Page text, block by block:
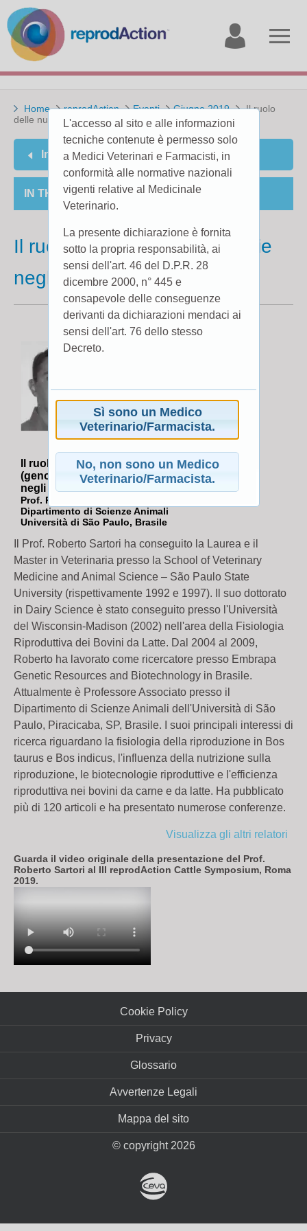
account
Home reprodAction Eventi Giugno 2019
Il ruolo
delle nuove tecnologie negli allevamenti da latte
Indietro
IN THE SECTION
Il ruolo delle nuove tecnologie
negli allevamenti da latte
Il ruolo delle nuove tecnologie
(genomica, FTAI, MOET & IVF)
negli allevamenti di vacche da latte
Prof. Roberto Sartori
Dipartimento di Scienze Animali
Università di São Paulo, Brasile
Il Prof. Roberto Sartori ha conseguito la Laurea e il
Master in Veterinaria presso la School of Veterinary
Medicine and Animal Science – São Paulo State
University (rispettivamente 1992 e 1997). Il suo dottorato
in Dairy Science è stato conseguito presso l'Università
del Wisconsin-Madison (2002) nell'area della Fisiologia
Riproduttiva dei Bovini da Latte. Dal 2004 al 2009,
Roberto ha lavorato come ricercatore presso Embrapa
Genetic Resources and Biotechnology in Brasile.
Attualmente è Professore Associato presso il
Dipartimento di Scienze Animali dell'Università di São
Paulo, Piracicaba, SP, Brasile. I suoi principali interessi di
ricerca riguardano la fisiologia della riproduzione in Bos
taurus e Bos indicus, l'influenza della nutrizione sulla
riproduzione, le biotecnologie riproduttive e l'efficienza
riproduttiva nei bovini da carne e da latte. Ha pubblicato
più di 120 articoli e ha presentato numerose conferenze.
Visualizza gli altri relatori
Guarda il video originale della presentazione del Prof.
Roberto Sartori al III reprodAction Cattle Symposium, Roma
2019.
Cookie Policy
Privacy
Glossario
Avvertenze Legali
Mappa del sito
© copyright 2026
L'accesso al sito e alle informazioni
tecniche contenute è permesso solo
a Medici Veterinari e Farmacisti, in
conformità alle normative nazionali
vigenti relative al Medicinale
Veterinario.
La presente dichiarazione è fornita
sotto la propria responsabilità, ai
sensi dell'art. 46 del D.P.R. 28
dicembre 2000, n° 445 e
consapevole delle conseguenze
derivanti da dichiarazioni mendaci ai
sensi dell'art. 76 dello stesso
Decreto.
Sì sono un Medico
Veterinario/Farmacista.
No, non sono un Medico
Veterinario/Farmacista.